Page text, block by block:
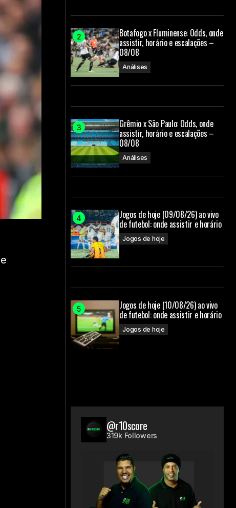
Botafogo x Fluminense: Odds, onde
assistir, horário e escalações –
08/08
Análises
Grêmio x São Paulo: Odds, onde
assistir, horário e escalações –
08/08
Análises
Jogos de hoje (09/08/26) ao vivo
de futebol: onde assistir e horário
Jogos de hoje
Jogos de hoje (10/08/26) ao vivo
de futebol: onde assistir e horário
Jogos de hoje
@r10score
319k Followers